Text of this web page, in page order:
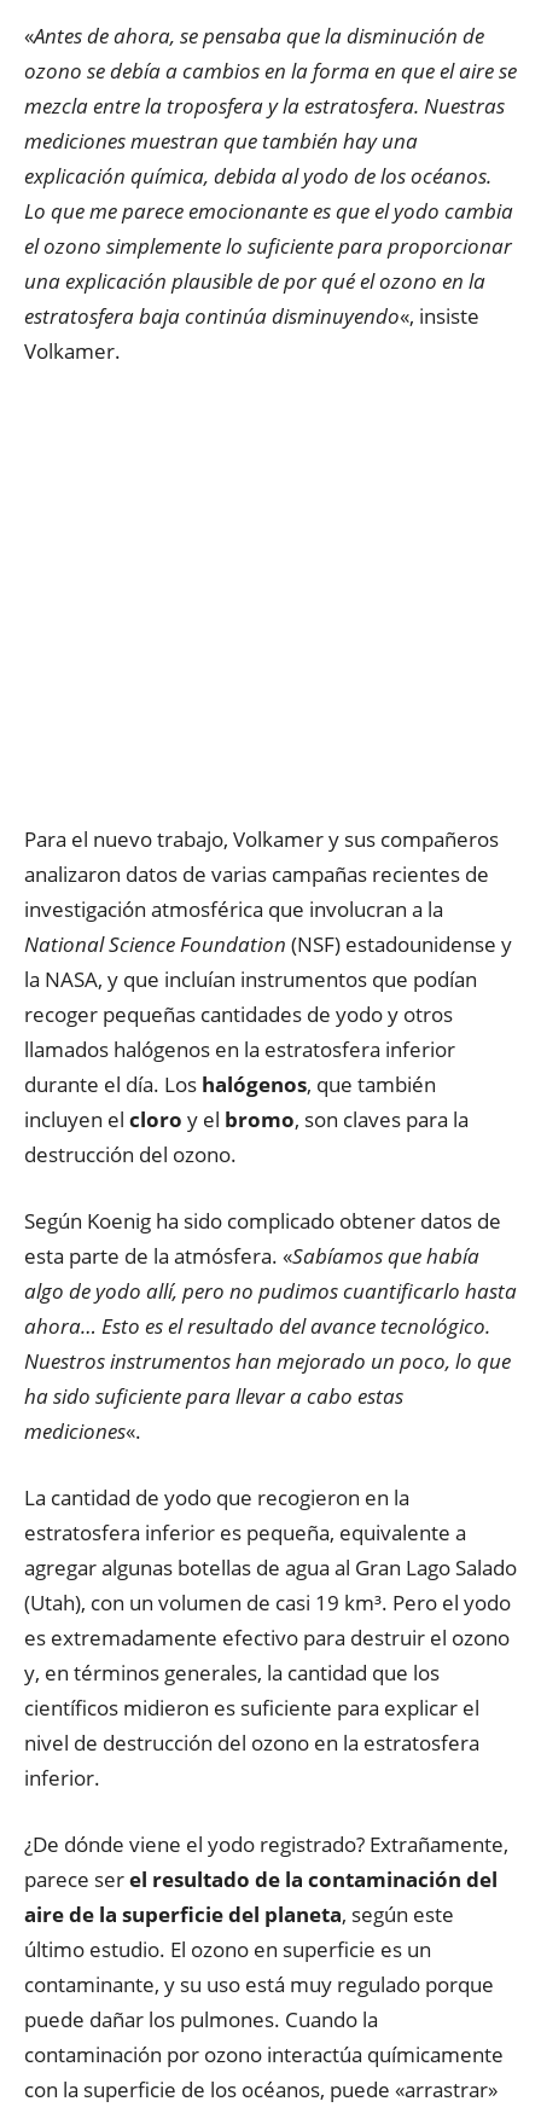
«Antes de ahora, se pensaba que la disminución de
ozono se debía a cambios en la forma en que el aire se
mezcla entre la troposfera y la estratosfera. Nuestras
mediciones muestran que también hay una
explicación química, debida al yodo de los océanos.
Lo que me parece emocionante es que el yodo cambia
el ozono simplemente lo suficiente para proporcionar
una explicación plausible de por qué el ozono en la
estratosfera baja continúa disminuyendo«, insiste
Volkamer.
Para el nuevo trabajo, Volkamer y sus compañeros
analizaron datos de varias campañas recientes de
investigación atmosférica que involucran a la
National Science Foundation (NSF) estadounidense y
la NASA, y que incluían instrumentos que podían
recoger pequeñas cantidades de yodo y otros
llamados halógenos en la estratosfera inferior
durante el día. Los halógenos, que también
incluyen el cloro y el bromo, son claves para la
destrucción del ozono.
Según Koenig ha sido complicado obtener datos de
esta parte de la atmósfera. «Sabíamos que había
algo de yodo allí, pero no pudimos cuantificarlo hasta
ahora… Esto es el resultado del avance tecnológico.
Nuestros instrumentos han mejorado un poco, lo que
ha sido suficiente para llevar a cabo estas
mediciones«.
La cantidad de yodo que recogieron en la
estratosfera inferior es pequeña, equivalente a
agregar algunas botellas de agua al Gran Lago Salado
(Utah), con un volumen de casi 19 km³. Pero el yodo
es extremadamente efectivo para destruir el ozono
y, en términos generales, la cantidad que los
científicos midieron es suficiente para explicar el
nivel de destrucción del ozono en la estratosfera
inferior.
¿De dónde viene el yodo registrado? Extrañamente,
parece serel resultado de la contaminación del
aire de la superficie del planeta, según este
último estudio. El ozono en superficie es un
contaminante, y su uso está muy regulado porque
puede dañar los pulmones. Cuando la
contaminación por ozono interactúa químicamente
con la superficie de los océanos, puede «arrastrar»